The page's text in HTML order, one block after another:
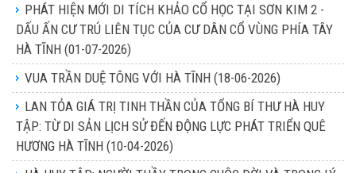
PHÁT HIỆN MỚI DI TÍCH KHẢO CỔ HỌC TẠI SƠN KIM 2 -
DẤU ẤN CƯ TRÚ LIÊN TỤC CỦA CƯ DÂN CỔ VÙNG PHÍA TÂY
HÀ TĨNH (01-07-2026)
VUA TRẦN DUỆ TÔNG VỚI HÀ TĨNH (18-06-2026)
LAN TỎA GIÁ TRỊ TINH THẦN CỦA TỔNG BÍ THƯ HÀ HUY
TẬP: TỪ DI SẢN LỊCH SỬ ĐẾN ĐỘNG LỰC PHÁT TRIỂN QUÊ
HƯƠNG HÀ TĨNH (10-04-2026)